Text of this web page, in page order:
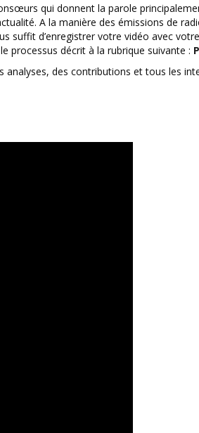
qui donnent la parole
A la manière des émissions de
suffit d’enregistrer votre vidéo avec
processus décrit à la rubrique suivante :
analyses, des contributions et tous les